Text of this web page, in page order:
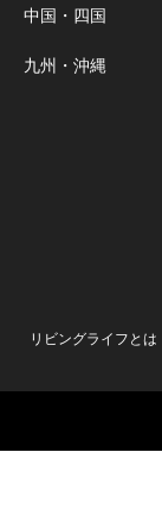
中国・四国
九州・沖縄
リビングライフとは